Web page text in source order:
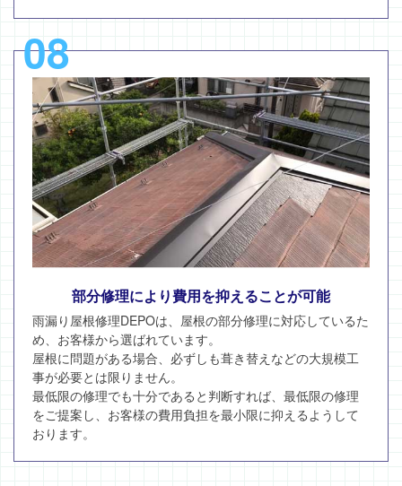
08
部分修理により費用を抑えることが可能
雨漏り屋根修理DEPOは、屋根の部分修理に対応しているた
め、お客様から選ばれています。
屋根に問題がある場合、必ずしも葺き替えなどの大規模工
事が必要とは限りません。
最低限の修理でも十分であると判断すれば、最低限の修理
をご提案し、お客様の費用負担を最小限に抑えるようして
おります。